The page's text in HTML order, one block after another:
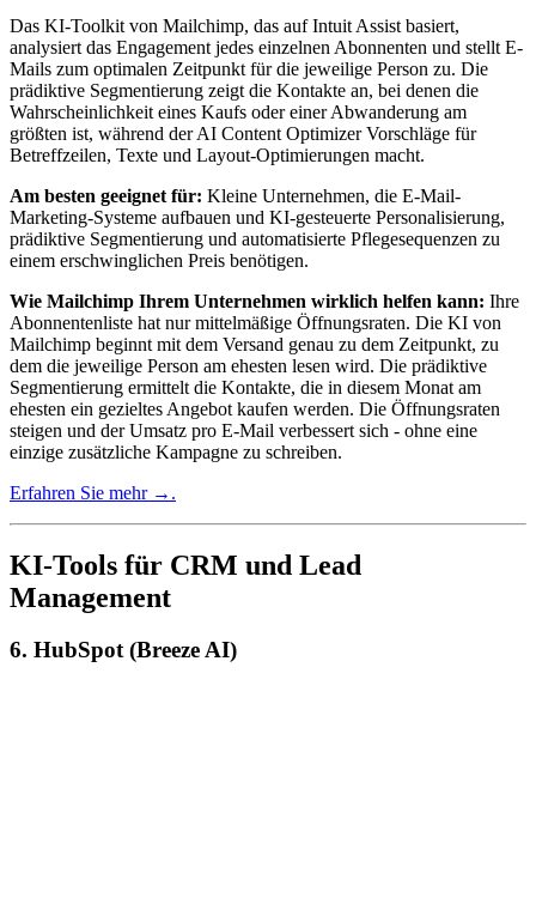
Das KI-Toolkit von Mailchimp, das auf Intuit Assist basiert,
analysiert das Engagement jedes einzelnen Abonnenten und stellt E-
Mails zum optimalen Zeitpunkt für die jeweilige Person zu. Die
prädiktive Segmentierung zeigt die Kontakte an, bei denen die
Wahrscheinlichkeit eines Kaufs oder einer Abwanderung am
größten ist, während der AI Content Optimizer Vorschläge für
Betreffzeilen, Texte und Layout-Optimierungen macht.
Am besten geeignet für: Kleine Unternehmen, die E-Mail-
Marketing-Systeme aufbauen und KI-gesteuerte Personalisierung,
prädiktive Segmentierung und automatisierte Pflegesequenzen zu
einem erschwinglichen Preis benötigen.
Wie Mailchimp Ihrem Unternehmen wirklich helfen kann: Ihre
Abonnentenliste hat nur mittelmäßige Öffnungsraten. Die KI von
Mailchimp beginnt mit dem Versand genau zu dem Zeitpunkt, zu
dem die jeweilige Person am ehesten lesen wird. Die prädiktive
Segmentierung ermittelt die Kontakte, die in diesem Monat am
ehesten ein gezieltes Angebot kaufen werden. Die Öffnungsraten
steigen und der Umsatz pro E-Mail verbessert sich - ohne eine
einzige zusätzliche Kampagne zu schreiben.
Erfahren Sie mehr →.
KI-Tools für CRM und Lead
Management
6. HubSpot (Breeze AI)